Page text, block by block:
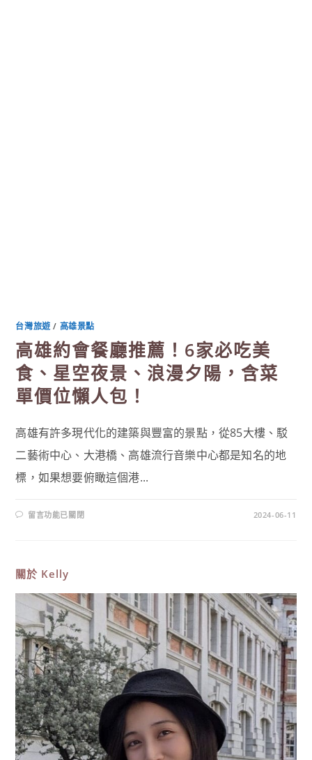
台灣旅遊/ 高雄景點
高雄約會餐廳推薦！6家必吃美
食、星空夜景、浪漫夕陽，含菜
單價位懶人包！
高雄有許多現代化的建築與豐富的景點，從85大樓、駁
二藝術中心、大港橋、高雄流行音樂中心都是知名的地
標，如果想要俯瞰這個港...
在
〈高
廳
推
6
吃
美
食、
星
空
夜
景、
浪
漫
夕
陽，
含
菜
單
價
留言功能已關閉 2024-06-11
關於 Kelly